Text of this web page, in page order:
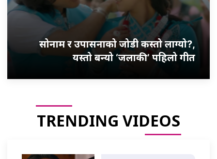
सोनाम र उपासनाको जोडी कस्तो लाग्यो?,
यस्तो बन्यो ‘जलाकी’ पहिलो गीत
TRENDING VIDEOS